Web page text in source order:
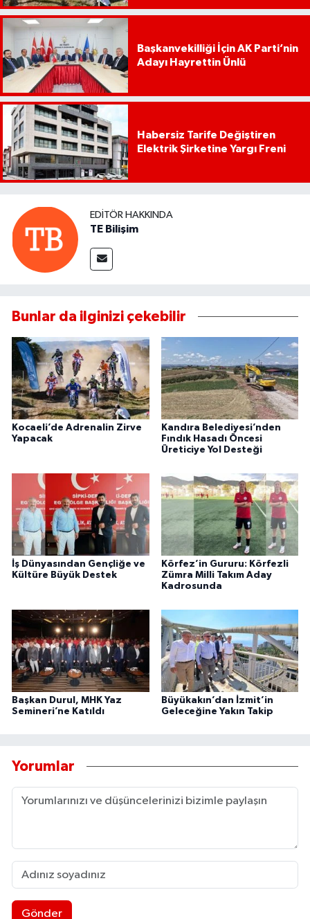
Başkanvekilliği İçin AK Parti’nin
Adayı Hayrettin Ünlü
Habersiz Tarife Değiştiren
Elektrik Şirketine Yargı Freni
EDITÖR HAKKINDA
TE Bilişim
Bunlar da ilginizi çekebilir
Kocaeli’de Adrenalin Zirve
Yapacak
Kandıra Belediyesi’nden
Fındık Hasadı Öncesi
Üreticiye Yol Desteği
İş Dünyasından Gençliğe ve
Kültüre Büyük Destek
Körfez’in Gururu: Körfezli
Zümra Milli Takım Aday
Kadrosunda
Başkan Durul, MHK Yaz
Semineri’ne Katıldı
Büyükakın’dan İzmit’in
Geleceğine Yakın Takip
Yorumlar
Gönder